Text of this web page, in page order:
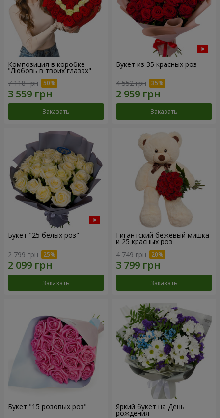
Композиция в коробке
"Любовь в твоих глазах"
7 118 грн
Заказать
Букет из 35 красных роз
4 552 грн
Заказать
Букет "25 белых роз"
2 799 грн
Заказать
Гигантский бежевый мишка
и 25 красных роз
4 749 грн
Заказать
Букет "15 розовых роз" Яркий букет на День
рождения